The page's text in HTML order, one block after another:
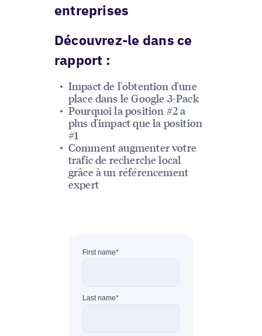
entreprises
Découvrez-le dans ce
rapport :
Impact de l'obtention d'une
place dans le Google 3-Pack
Pourquoi la position #2 a
plus d'impact que la position
#1
Comment augmenter votre
trafic de recherche local
grâce à un référencement
expert